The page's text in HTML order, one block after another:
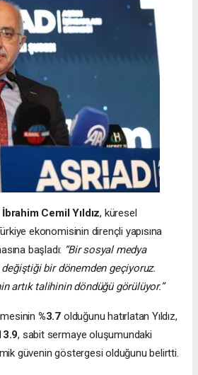
İbrahim Cemil Yıldız, küresel
ekonomisinin dirençli yapısına
başladı: “Bir sosyal medya
bir dönemden geçiyoruz.
artık talihinin döndüğü görülüyor.”
%3.7 olduğunu hatırlatan Yıldız,
, sabit sermaye oluşumundaki
güvenin göstergesi olduğunu belirtti.